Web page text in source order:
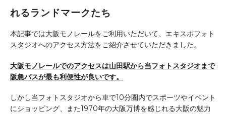
れるランドマークたち
本記事では大阪モノレールをご利用いただいて、エキスポフォト
スタジオへのアクセス方法をご紹介させていただきました。
大阪モノレールでのアクセスは山田駅から当フォトスタジオまで
阪急バスが最も利便性が良いです。
しかし当フォトスタジオから車で10分圏内でスポーツやイベント
にショッピング、また1970年の大阪万博を感じれる大阪の魅力